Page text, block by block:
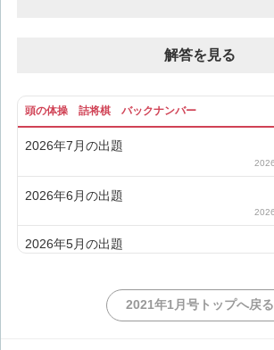
解答を見る
頭の体操 詰将棋 バックナンバー
2026年7月の出題
2026年6月の出題
2026年5月の出題
2026年4月の出題
2021年1月号トップへ戻る